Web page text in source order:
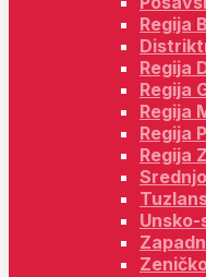
Regija
Regija
Regija
Regija
Regija
Regija